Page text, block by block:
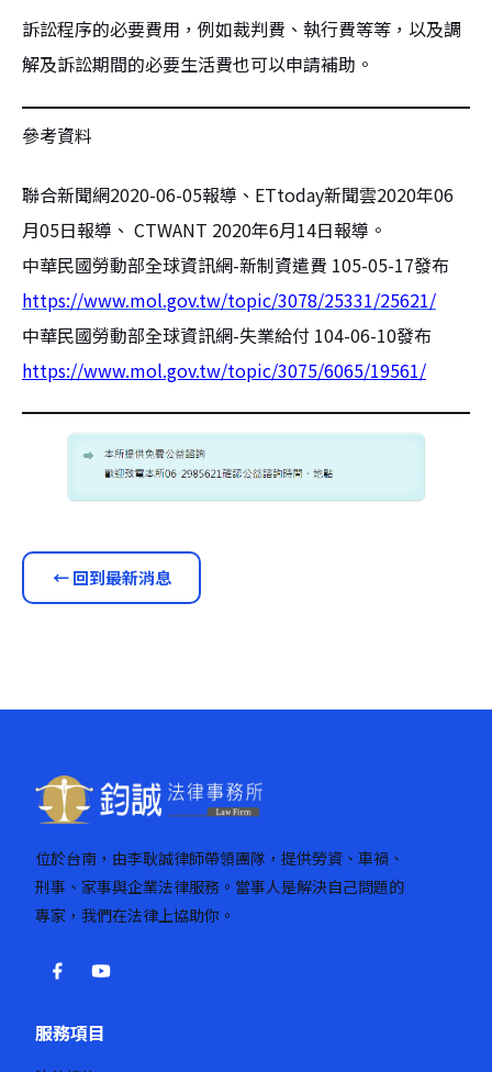
訴訟程序的必要費用，例如裁判費、執行費等等，以及調
解及訴訟期間的必要生活費也可以申請補助。
參考資料
聯合新聞網2020-06-05報導、ETtoday新聞雲2020年06
月05日報導、 CTWANT 2020年6月14日報導。
中華民國勞動部全球資訊網-新制資遣費 105-05-17發布
https://www.mol.gov.tw/topic/3078/25331/25621/
中華民國勞動部全球資訊網-失業給付 104-06-10發布
https://www.mol.gov.tw/topic/3075/6065/19561/
← 回到最新消息
位於台南，由李耿誠律師帶領團隊，提供勞資、車禍、
刑事、家事與企業法律服務。當事人是解決自己問題的
專家，我們在法律上協助你。
服務項目